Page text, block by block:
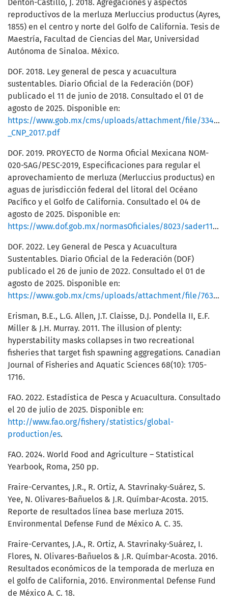
Denton-Castillo, J. 2018. Agregaciones y aspectos
reproductivos de la merluza Merluccius productus (Ayres,
1855) en el centro y norte del Golfo de California. Tesis de
Maestría, Facultad de Ciencias del Mar, Universidad
Autónoma de Sinaloa. México.
DOF. 2018. Ley general de pesca y acuacultura
sustentables. Diario Oficial de la Federación (DOF)
publicado el 11 de junio de 2018. Consultado el 01 de
agosto de 2025. Disponible en:
https://www.gob.mx/cms/uploads/attachment/file/334832/
_CNP_2017.pdf
DOF. 2019. PROYECTO de Norma Oficial Mexicana NOM-
020-SAG/PESC-2019, Especificaciones para regular el
aprovechamiento de merluza (Merluccius productus) en
aguas de jurisdicción federal del litoral del Océano
Pacífico y el Golfo de California. Consultado el 04 de
agosto de 2025. Disponible en:
https://www.dof.gob.mx/normasOficiales/8023/sader11_C/sader11_C.html
DOF. 2022. Ley General de Pesca y Acuacultura
Sustentables. Diario Oficial de la Federación (DOF)
publicado el 26 de junio de 2022. Consultado el 01 de
agosto de 2025. Disponible en:
https://www.gob.mx/cms/uploads/attachment/file/763278/CNP_2022.pdf
Erisman, B.E., L.G. Allen, J.T. Claisse, D.J. Pondella II, E.F.
Miller & J.H. Murray. 2011. The illusion of plenty:
hyperstability masks collapses in two recreational
fisheries that target fish spawning aggregations. Canadian
Journal of Fisheries and Aquatic Sciences 68(10): 1705-
1716.
FAO. 2022. Estadística de Pesca y Acuacultura. Consultado
el 20 de julio de 2025. Disponible en:
http://www.fao.org/fishery/statistics/global-
production/es.
FAO. 2024. World Food and Agriculture – Statistical
Yearbook, Roma, 250 pp.
Fraire-Cervantes, J.R., R. Ortiz, A. Stavrinaky-Suárez, S.
Yee, N. Olivares-Bañuelos & J.R. Químbar-Acosta. 2015.
Reporte de resultados línea base merluza 2015.
Environmental Defense Fund de México A. C. 35.
Fraire-Cervantes, J.A., R. Ortiz, A. Stavrinaky-Suárez, I.
Flores, N. Olivares-Bañuelos & J.R. Químbar-Acosta. 2016.
Resultados económicos de la temporada de merluza en
el golfo de California, 2016. Environmental Defense Fund
de México A. C. 18.